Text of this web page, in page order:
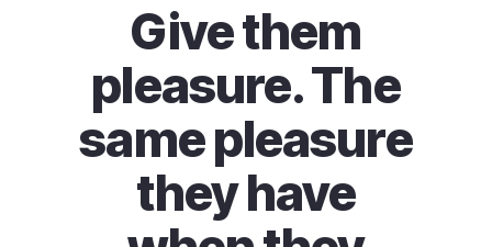
Give them
pleasure. The
same pleasure
they have